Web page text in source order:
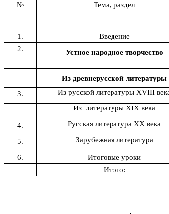
№ Тема, раздел
1. Введение
2.
Устное народное творчество
Из древнерусской литературы
3. Из русской литературы XVIII
Из литературы XIX века
4.
Русская литература XX века
5.
Зарубежная литература
6.
Итоговые уроки
Итого: